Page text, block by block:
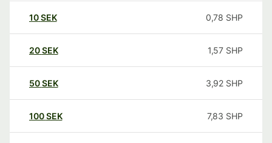
10SEK 0,78 SHP
20SEK 1,57 SHP
50SEK 3,92 SHP
100SEK 7,83 SHP